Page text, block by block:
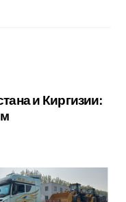
и Киргизии: